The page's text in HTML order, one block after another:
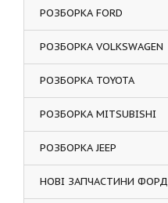
РОЗБОРКА FORD
РОЗБОРКА VOLKSWAGEN
РОЗБОРКА TOYOTA
РОЗБОРКА MITSUBISHI
РОЗБОРКА JEEP
НОВІ ЗАПЧАСТИНИ ФОРД